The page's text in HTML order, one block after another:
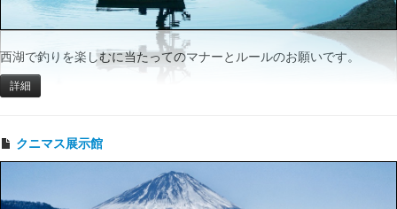
西湖で釣りを楽しむに当たってのマナーとルールのお願いです。
詳細
クニマス展示館